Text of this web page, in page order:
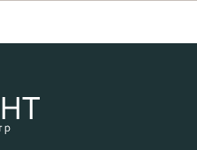
внедрить ИИ в
минимальными